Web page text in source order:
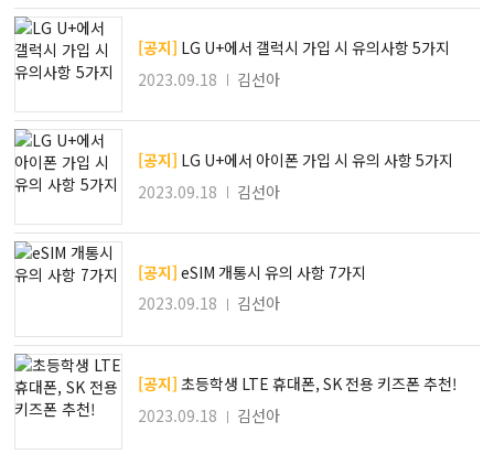
[공지] LG U+에서 갤럭시 가입 시 유의사항 5가지
2023.09.18
김선아
[공지] LG U+에서 아이폰 가입 시 유의 사항 5가지
2023.09.18
김선아
[공지] eSIM 개통시 유의 사항 7가지
2023.09.18
김선아
[공지] 초등학생 LTE 휴대폰, SK 전용 키즈폰 추천!
2023.09.18
김선아